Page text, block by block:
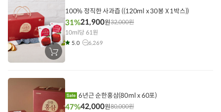
장
바
에
담
기
100% 정직한 사과즙 ((120ml x 30봉 X 1박스))
31%21,900원32,000원
10ml당 61원
5.0 6,269
6년근 순한홍삼(80ml x 60포)
47%42,000원80,000원